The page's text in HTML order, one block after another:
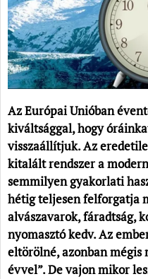
Az Európai Unióban
kiváltsággal, hogy
visszaállítjuk. Az
kitalált rendszer a
semmilyen gyakorlati
hétig teljesen felforgatja
alvászavarok, fáradtság,
nyomasztó kedv. Az
eltörölné, azonban
évvel”. De vajon mikor